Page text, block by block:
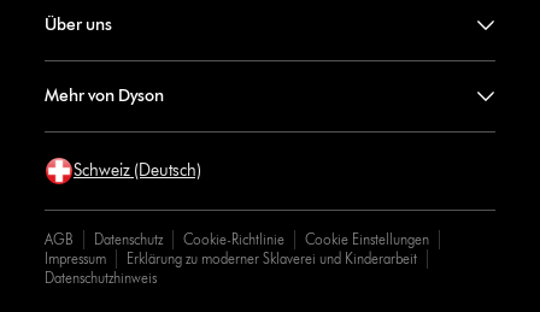
Über uns
Mehr von Dyson
Schweiz (Deutsch)
AGB Datenschutz Cookie-Richtlinie
Cookie Einstellungen
Impressum
Erklärung zu moderner Sklaverei und Kinderarbeit
Datenschutzhinweis